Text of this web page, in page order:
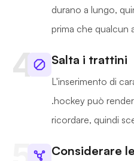
durano a lungo,
prima che qualcun
Salta i trattini
L'inserimento di
.hockey può
ricordare, quindi
Considerare